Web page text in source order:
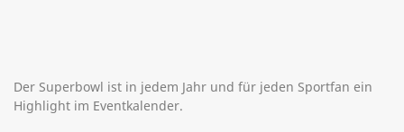
Der Superbowl ist in jedem Jahr und für jeden Sportfan ein
Highlight im Eventkalender.